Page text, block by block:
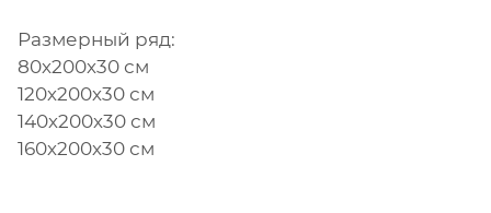
Размерный ряд:
80х200х30 см
120х200х30 см
140х200х30 см
160х200х30 см